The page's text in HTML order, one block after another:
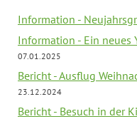
Information -
Information - Ein neues
07.01.2025
Bericht - Ausflug
23.12.2024
Bericht - Besuch in der